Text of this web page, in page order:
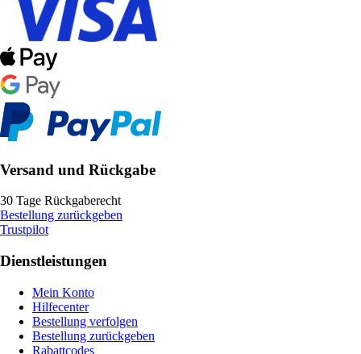
Versand und Rückgabe
30 Tage Rückgaberecht
Bestellung zurückgeben
Trustpilot
Dienstleistungen
Mein Konto
Hilfecenter
Bestellung verfolgen
Bestellung zurückgeben
Rabattcodes